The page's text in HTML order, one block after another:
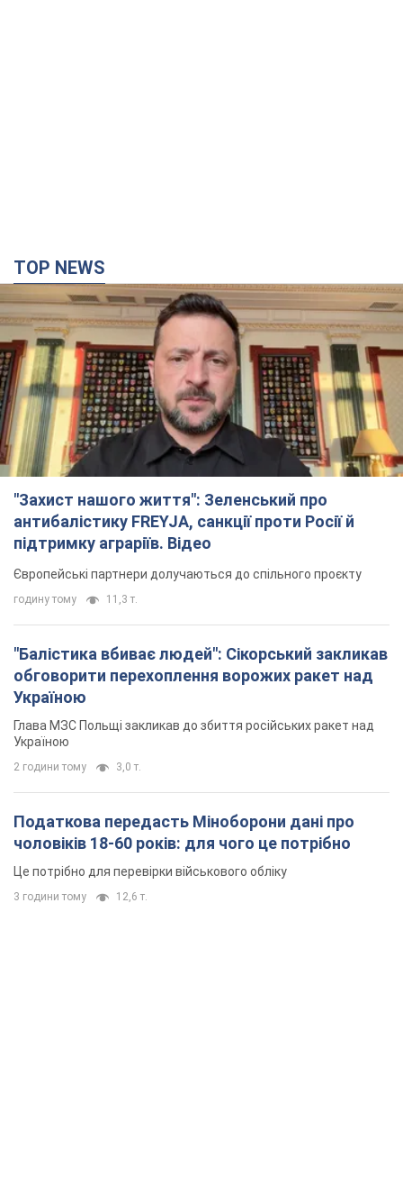
TOP NEWS
"Захист нашого життя": Зеленський про
антибалістику FREYJA, санкції проти Росії й
підтримку аграріїв. Відео
Європейські партнери долучаються до спільного проєкту
годину тому 11,3 т.
"Балістика вбиває людей": Сікорський закликав
обговорити перехоплення ворожих ракет над
Україною
Глава МЗС Польщі закликав до збиття російських ракет над
Україною
2 години тому 3,0 т.
Податкова передасть Міноборони дані про
чоловіків 18-60 років: для чого це потрібно
Це потрібно для перевірки військового обліку
3 години тому 12,6 т.